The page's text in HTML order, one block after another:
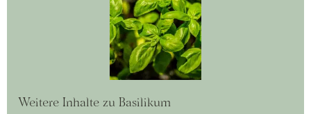
Weitere Inhalte zu Basilikum